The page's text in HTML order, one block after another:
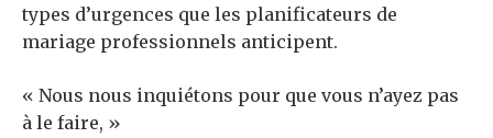
types d’urgences que les planificateurs de
mariage professionnels anticipent.
« Nous nous inquiétons pour que vous n’ayez pas
à le faire, »